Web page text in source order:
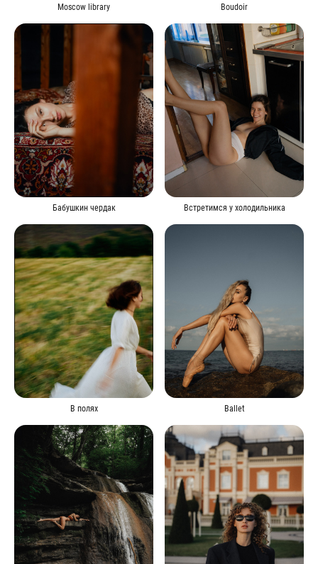
Moscow library Boudoir
Бабушкин чердак Встретимся у холодильника
В полях Ballet